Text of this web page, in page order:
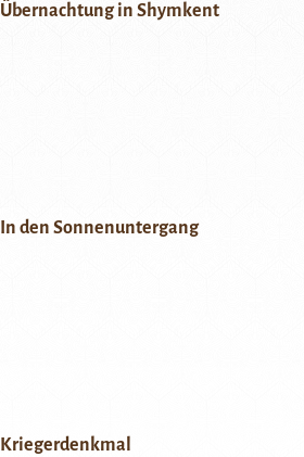
Übernachtung in Shymkent
In den Sonnenuntergang
Kriegerdenkmal